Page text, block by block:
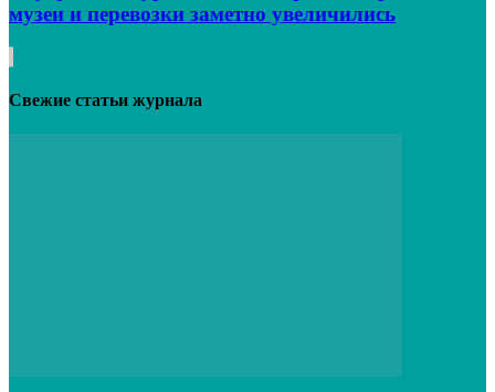
музеи и перевозки заметно увеличились
Свежие статьи журнала